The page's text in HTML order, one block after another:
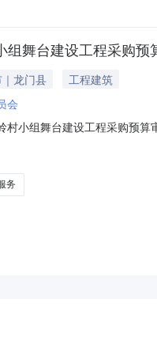
组舞台建设工程采购
龙门县
工程建筑
会
村小组舞台建设工程采购预
选取中介日期2020-
务